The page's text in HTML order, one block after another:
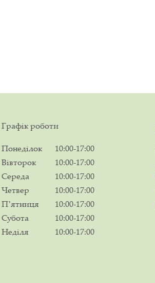
Графік роботи
Понеділок
10:00-17:00
Вівторок
10:00-17:00
Середа
10:00-17:00
Четвер
10:00-17:00
Пʼятниця
10:00-17:00
Субота
10:00-17:00
Неділя
10:00-17:00